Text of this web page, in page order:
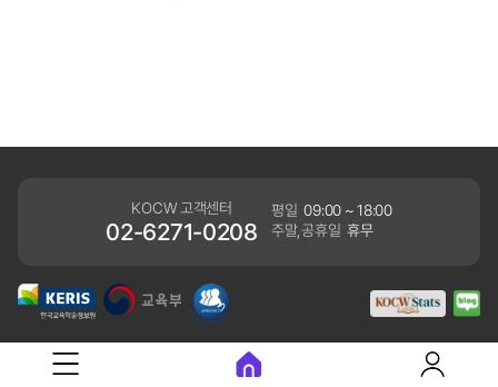
KOCW 고객센터
02-6271-0208
평일 09:00 ~ 18:00
주말,공휴일 휴무
개인정보처리방침